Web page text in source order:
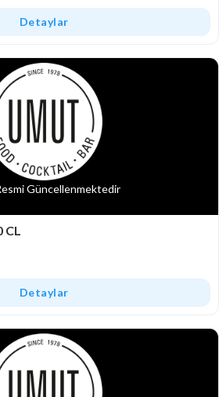
Detaylar
Güncellenmektedir
CL
Detaylar